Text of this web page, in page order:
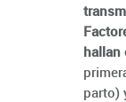
hallan
parto)